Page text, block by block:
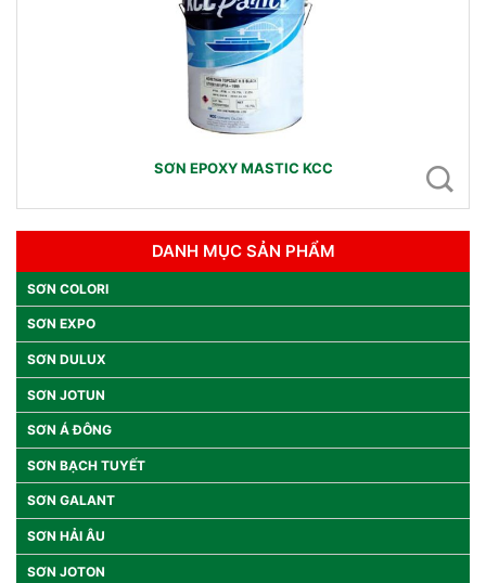
SƠN EPOXY MASTIC KCC
DANH MỤC SẢN PHẨM
SƠN COLORI
SƠN EXPO
SƠN DULUX
SƠN JOTUN
SƠN Á ĐÔNG
SƠN BẠCH TUYẾT
SƠN GALANT
SƠN HẢI ÂU
SƠN JOTON